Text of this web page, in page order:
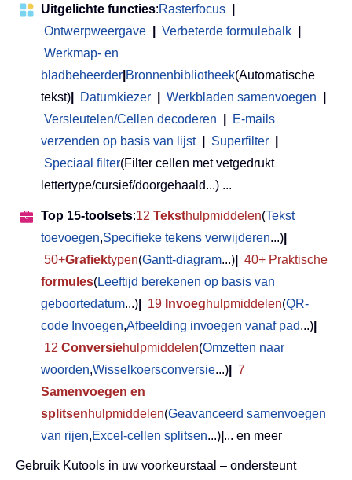
Uitgelichte functies:Rasterfocus
Ontwerpweergave
Verbeterde formulebalk
Werkmap- en
bladbeheerder Bronnenbibliotheek(Automatische
tekst)
Datumkiezer Werkbladen samenvoegen
Versleutelen/Cellen decoderen
E-mails
verzenden op basis van lijst
Superfilter
Speciaal filter(Filter cellen met vetgedrukt
lettertype/cursief/doorgehaald...) ...
Top 15-toolsets:12 Teksthulpmiddelen(Tekst
toevoegen,Specifieke tekens verwijderen...)
50+Grafiektypen(Gantt-diagram...)
40+ Praktische
formules(Leeftijd berekenen op basis van
geboortedatum...) 19 Invoeghulpmiddelen(QR-
code Invoegen,Afbeelding invoegen vanaf pad...)
12 Conversiehulpmiddelen(Omzetten naar
woorden,Wisselkoersconversie...)
7
Samenvoegen en
splitsenhulpmiddelen(Geavanceerd samenvoegen
van rijen,Excel-cellen splitsen...) ... en meer
Gebruik Kutools in uw voorkeurstaal – ondersteunt